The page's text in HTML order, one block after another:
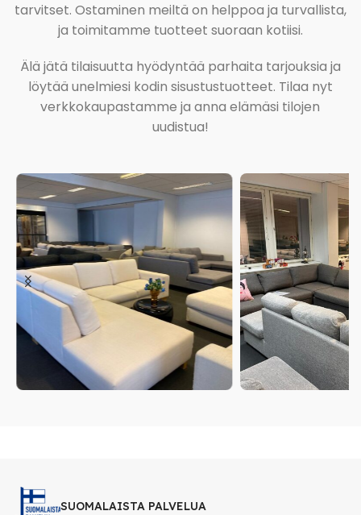
tarvitset. Ostaminen meiltä on helppoa ja turvallista,
ja toimitamme tuotteet suoraan kotiisi.
Älä jätä tilaisuutta hyödyntää parhaita tarjouksia ja
löytää unelmiesi kodin sisustustuotteet. Tilaa nyt
verkkokaupastamme ja anna elämäsi tilojen
uudistua!
SUOMALAISTA PALVELUA